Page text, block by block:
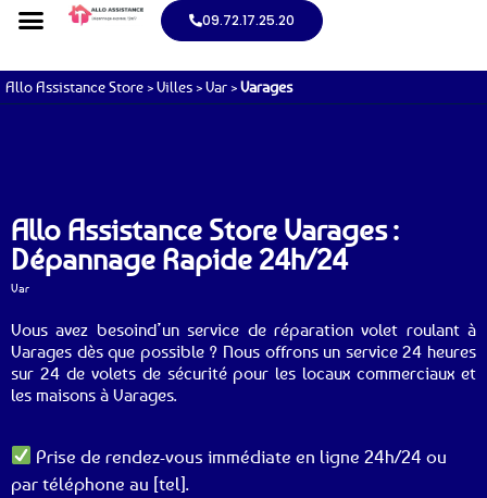
09.72.17.25.20
Allo Assistance Store >Villes >Var >Varages
Allo Assistance Store Varages :
Dépannage Rapide 24h/24
Var
Vous avez besoind’un service de réparation volet roulant à
Varages dès que possible ? Nous offrons un service 24 heures
sur 24 de volets de sécurité pour les locaux commerciaux et
les maisons à Varages.
Prise de rendez-vous immédiate en ligne 24h/24 ou
par téléphone au [tel].